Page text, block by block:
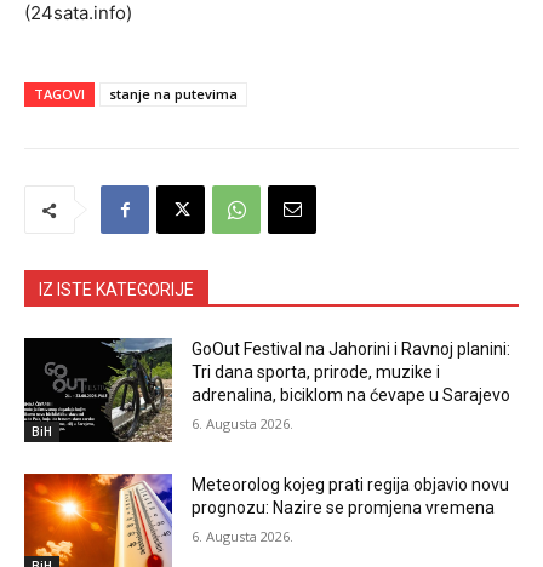
(24sata.info)
TAGOVI stanje na putevima
IZ ISTE KATEGORIJE
BiH
GoOut Festival na Jahorini i Ravnoj planini:
Tri dana sporta, prirode, muzike i
adrenalina, biciklom na ćevape u Sarajevo
6. Augusta 2026.
Meteorolog kojeg prati regija objavio novu
prognozu: Nazire se promjena vremena
6. Augusta 2026.